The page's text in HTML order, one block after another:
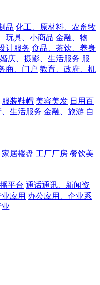
品 化工、原材料、农畜牧
玩具、小商品 金融、物
计服务 食品、茶饮、养身
婚庆、摄影、生活服务 服
商、门户 教育、政府、机
服装鞋帽 美容美发 日用百
、生活服务 金融、旅游 自
家居楼盘 工厂厂房 餐饮美
平台 通话通讯、新闻资
应用 办公应用、企业系
业